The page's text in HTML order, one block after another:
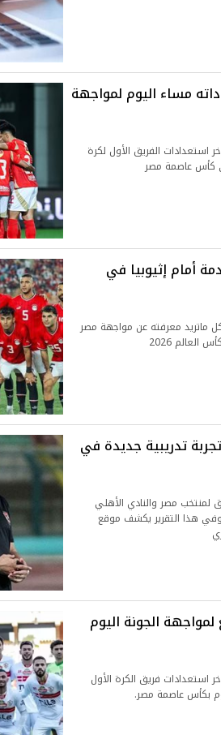
مساء اليوم لمواجهة
استعدادات الفريق الأول لكرة
كأس عاصمة مصر
أمام إثيوبيا في
ماتريد معرفته عن مواجهة مصر
2026
تدريبية جديدة في
لمنتخب مصر والنادي الأهلي
وفي هذا التقرير يكشف موقع
الجونة اليوم
استعدادات فريق الكرة الأول
بكأس عاصمة مصر.